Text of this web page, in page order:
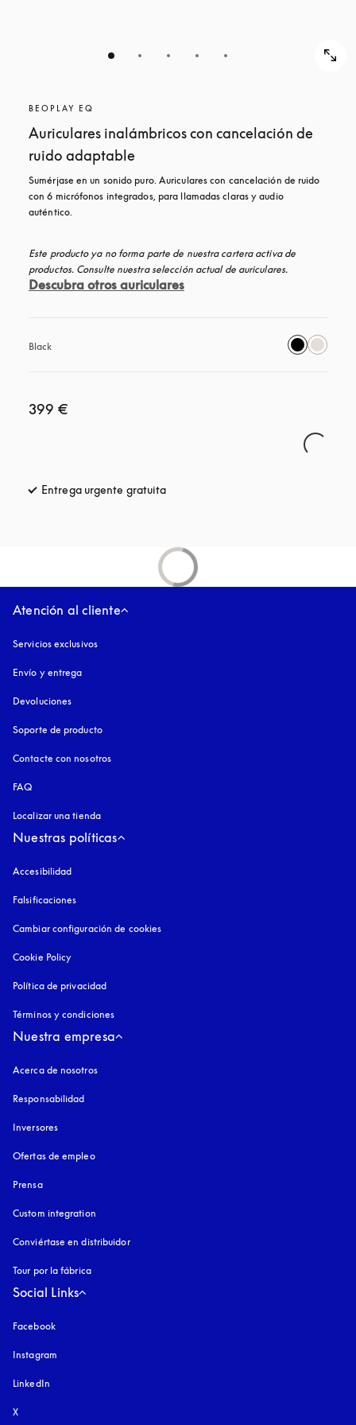
BEOPLAY EQ
Auriculares inalámbricos con cancelación de
ruido adaptable
Sumérjase en un sonido puro. Auriculares con cancelación de ruido
con 6 micrófonos integrados, para llamadas claras y audio
auténtico.
Este producto ya no forma parte de nuestra cartera activa de
productos. Consulte nuestra selección actual de auriculares.
Descubra otros auriculares
Black
399 €
Entrega urgente gratuita
Atención al cliente
Servicios exclusivos
Envío y entrega
Devoluciones
Soporte de producto
Contacte con nosotros
FAQ
Localizar una tienda
Nuestras políticas
Accesibilidad
Falsificaciones
Cambiar configuración de cookies
Cookie Policy
Política de privacidad
Términos y condiciones
Nuestra empresa
Acerca de nosotros
Responsabilidad
Inversores
Ofertas de empleo
Prensa
Custom integration
Conviértase en distribuidor
Tour por la fábrica
Social Links
Facebook
Instagram
LinkedIn
X